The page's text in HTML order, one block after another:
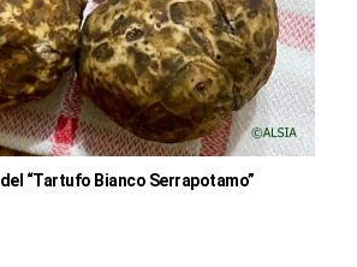
“Tartufo Bianco Serrapotamo”